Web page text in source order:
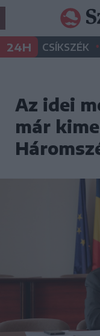
24H CSÍKSZÉK •
Az idei
már